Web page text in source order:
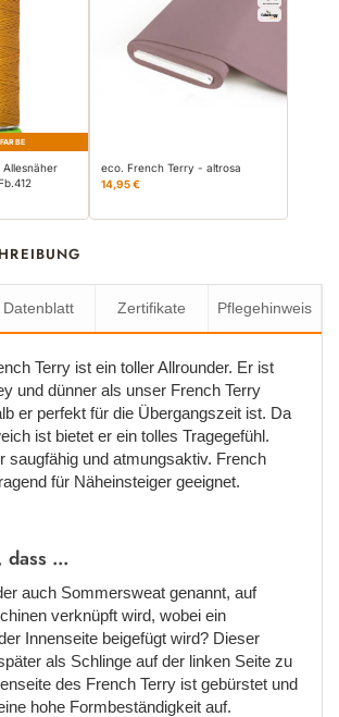
Allesnäher
eco. French Terry - altrosa
14,95 €
Datenblatt Zertifikate Pflegehinweis
Terry ist ein toller Allrounder. Er ist
und dünner als unser French Terry
er perfekt für die Übergangszeit ist. Da
ist bietet er ein tolles Tragegefühl.
saugfähig und atmungsaktiv. French
für Näheinsteiger geeignet.
dass ...
auch Sommersweat genannt, auf
verknüpft wird, wobei ein
Innenseite beigefügt wird? Dieser
als Schlinge auf der linken Seite zu
des French Terry ist gebürstet und
hohe Formbeständigkeit auf.